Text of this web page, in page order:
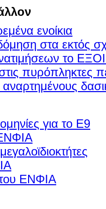
ενοίκια
στα εκτός
το
πυρόπληκτες
για το Ε9
ΕΝΦΙΑ